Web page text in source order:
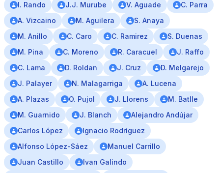
I. Rando
J.J. Murube V. Aguade
C. Parra
A. Vizcaino
M. Aguilera
S. Anaya
M. Anillo
C. Caro C. Ramirez
S. Duenas
M. Pina
C. Moreno R. Caracuel
J. Raffo
C. Lama
D. Roldan J. Cruz
D. Melgarejo
J. Palayer
N. Malagarriga
A. Lucena
A. Plazas
O. Pujol J. Llorens
M. Batlle
M. Guarnido
J. Blanch
Alejandro Andújar
Carlos López
Ignacio Rodríguez
Alfonso López-Sáez
Manuel Carrillo
Juan Castillo
Ivan Galindo